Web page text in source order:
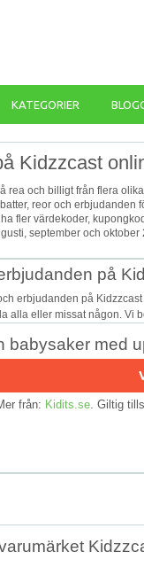
KATEGORIER
Kidzzcast
rea och billigt från flera
reor och
fler värdekoder,
september och
på
erbjudanden på
alla eller missat någon. Vi
babysaker med
från: Kidits.se . Giltig